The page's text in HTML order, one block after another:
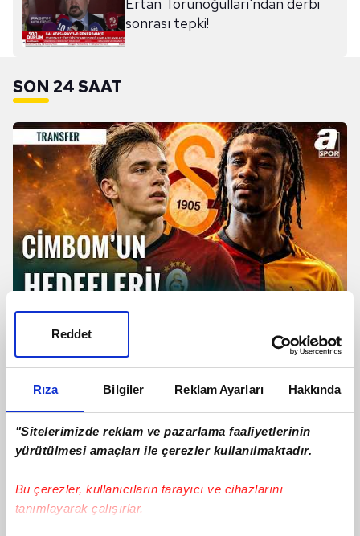
Rıza Bilgiler Reklam Ayarları Hakkında
"Sitelerimizde reklam ve pazarlama faaliyetlerinin
yürütülmesi amaçları ile çerezler kullanılmaktadır.
Bu çerezler, kullanıcıların tarayıcı ve cihazlarını
tanımlayarak çalışırlar.
Reddet
sonrası tepki!
SON 24 SAAT
TRANSFER | Galatasaray'dan
Camavinga Ve Sergey Batrakov
Hamlesi!